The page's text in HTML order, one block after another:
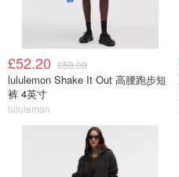
£52.20 £58.00
lululemon Shake It Out 高腰跑步短
裤 4英寸
lululemon